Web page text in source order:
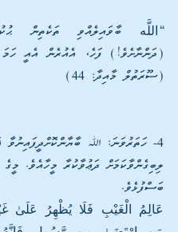
(ސޫރަތުލް މާއިދާ: 44)
ބަސްފުޅެވެ.